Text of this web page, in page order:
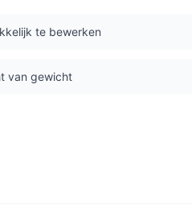
te bewerken
van gewicht